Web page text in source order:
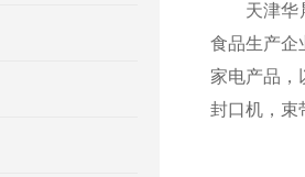
天津华晨
食品生产企
家电产品，
封口机，束